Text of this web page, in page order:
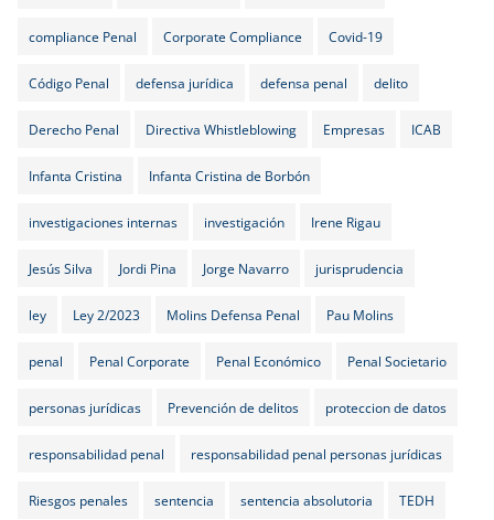
compliance Penal Corporate Compliance Covid-19
Código Penal defensa jurídica defensa penal delito
Derecho Penal Directiva Whistleblowing Empresas ICAB
Infanta Cristina Infanta Cristina de Borbón
investigaciones internas investigación Irene Rigau
Jesús Silva Jordi Pina Jorge Navarro jurisprudencia
ley Ley 2/2023 Molins Defensa Penal Pau Molins
penal Penal Corporate Penal Económico Penal Societario
personas jurídicas Prevención de delitos proteccion de datos
responsabilidad penal responsabilidad penal personas jurídicas
Riesgos penales sentencia sentencia absolutoria TEDH